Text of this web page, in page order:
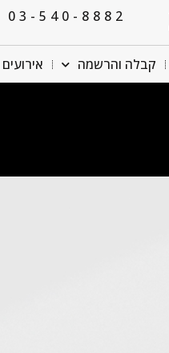
03-540-8882
קבלה והרשמה אירועים